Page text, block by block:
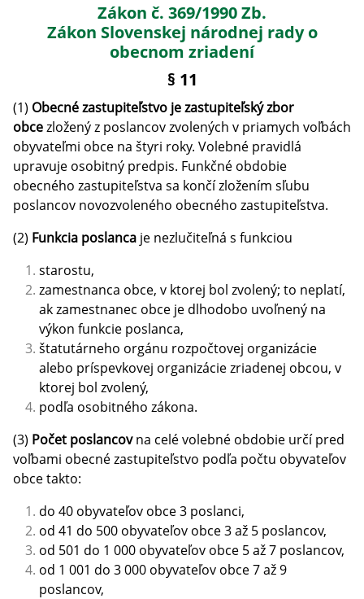
Zákon č. 369/1990 Zb.
Zákon Slovenskej národnej rady o
obecnom zriadení
§ 11
(1) Obecné zastupiteľstvo je zastupiteľský zbor
obcezložený z poslancov zvolených v priamych voľbách
obyvateľmi obce na štyri roky. Volebné pravidlá
upravuje osobitný predpis. Funkčné obdobie
obecného zastupiteľstva sa končí zložením sľubu
poslancov novozvoleného obecného zastupiteľstva.
(2) Funkcia poslanca je nezlučiteľná s funkciou
starostu,
zamestnanca obce, v ktorej bol zvolený; to neplatí,
ak zamestnanec obce je dlhodobo uvoľnený na
výkon funkcie poslanca,
štatutárneho orgánu rozpočtovej organizácie
alebo príspevkovej organizácie zriadenej obcou, v
ktorej bol zvolený,
podľa osobitného zákona.
(3) Počet poslancovna celé volebné obdobie určí pred
voľbami obecné zastupiteľstvo podľa počtu obyvateľov
obce takto:
do 40 obyvateľov obce 3 poslanci,
od 41 do 500 obyvateľov obce 3 až 5 poslancov,
od 501 do 1 000 obyvateľov obce 5 až 7 poslancov,
od 1 001 do 3 000 obyvateľov obce 7 až 9
poslancov,